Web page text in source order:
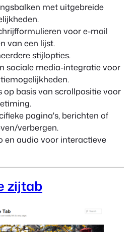
met uitgebreide
voor e-mail
van een lijst.
stijlopties.
sociale media-integratie voor
op basis van scrollpositie voor
pagina's, berichten of
verbergen.
en audio voor interactieve
zijtab